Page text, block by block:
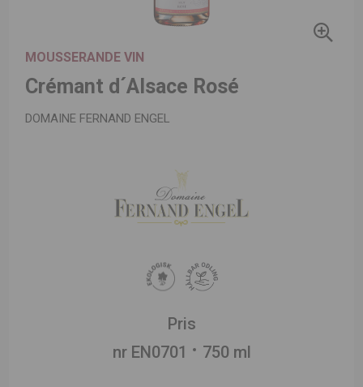
MOUSSERANDE VIN
Crémant d´Alsace Rosé
DOMAINE FERNAND ENGEL
Pris
nr EN0701
750 ml